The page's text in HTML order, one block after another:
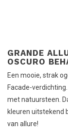
GRANDE
OSCURO
Een mooie, strak
Facade-
met natuursteen.
kleuren uitstekend
van allure!